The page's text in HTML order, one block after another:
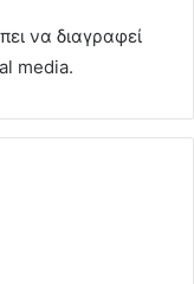
να διαγραφεί
media.